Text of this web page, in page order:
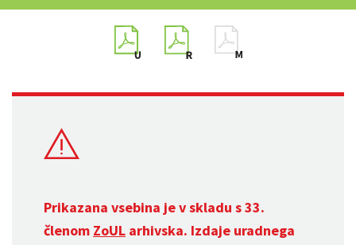
Prikazana vsebina je v skladu s 33.
členom ZoUL arhivska. Izdaje uradnega